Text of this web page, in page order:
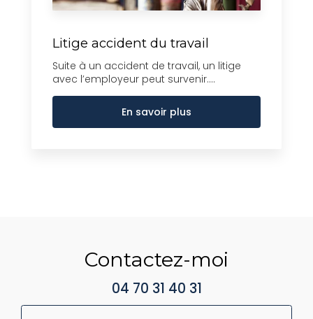
Litige accident du travail
Suite à un accident de travail, un litige
avec l’employeur peut survenir....
En savoir plus
Contactez-moi
04 70 31 40 31